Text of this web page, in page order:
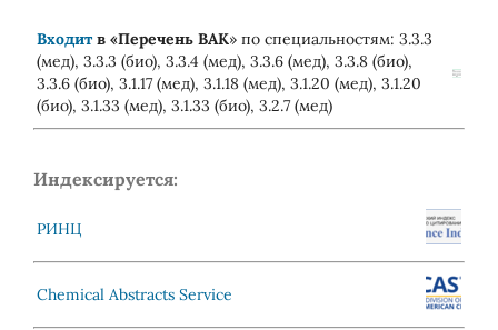
Входит в «Перечень ВАК» по специальностям: 3.3.3
(мед), 3.3.3 (био), 3.3.4 (мед), 3.3.6 (мед), 3.3.8 (био),
3.3.6 (био), 3.1.17 (мед), 3.1.18 (мед), 3.1.20 (мед), 3.1.20
(био), 3.1.33 (мед), 3.1.33 (био), 3.2.7 (мед)
Индексируется:
РИНЦ
Chemical Abstracts Service